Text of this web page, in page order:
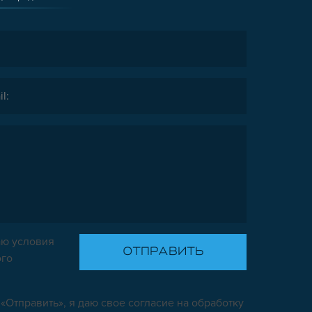
условия
я даю свое согласие на обработку